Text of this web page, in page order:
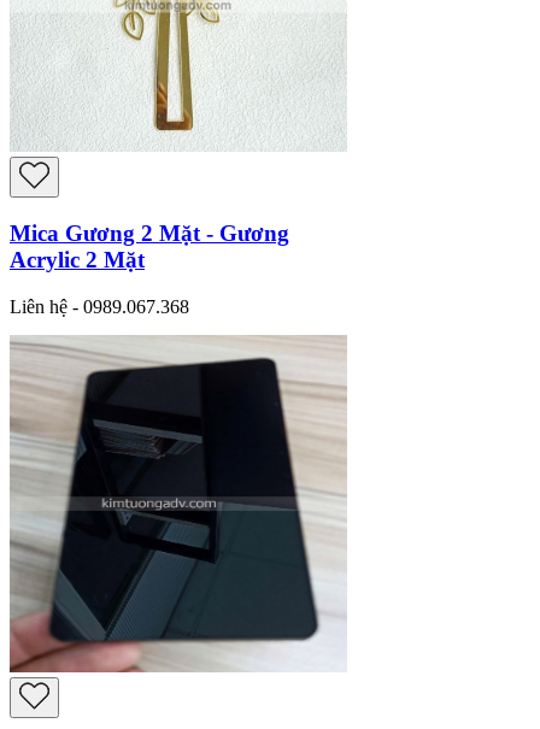
Mica Gương 2 Mặt - Gương
Acrylic 2 Mặt
Liên hệ - 0989.067.368